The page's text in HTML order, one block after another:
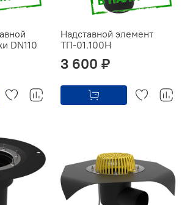
DN110
Надставной элемент
ТП-01.100H
3 600 ₽